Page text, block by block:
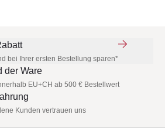
bei Ihrer ersten Bestellung sparen*
der Ware
EU+CH ab 500 € Bestellwert
Kunden vertrauen uns